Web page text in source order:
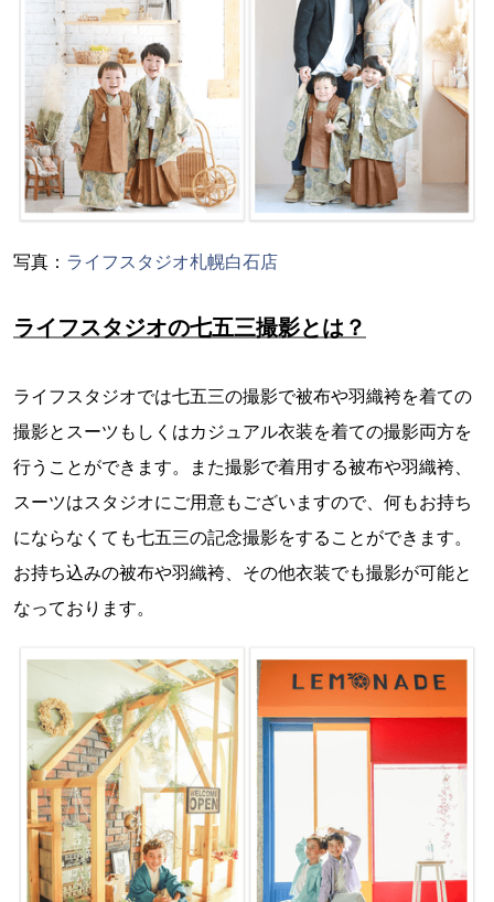
写真： ライフスタジオ札幌白石店
ライフスタジオの七五三撮影とは？
ライフスタジオでは七五三の撮影で被布や羽織袴を着ての
撮影とスーツもしくはカジュアル衣装を着ての撮影両方を
行うことができます。また撮影で着用する被布や羽織袴、
スーツはスタジオにご用意もございますので、何もお持ち
にならなくても七五三の記念撮影をすることができます。
お持ち込みの被布や羽織袴、その他衣装でも撮影が可能と
なっております。